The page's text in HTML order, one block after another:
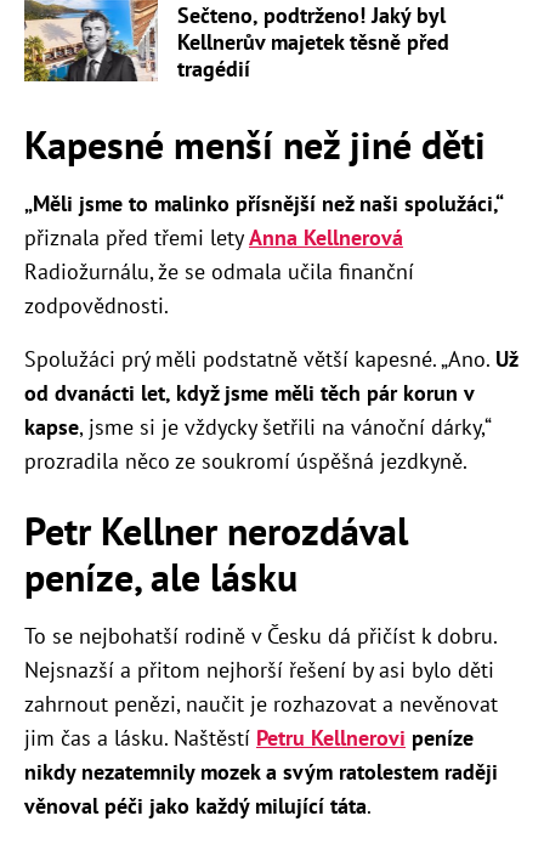
Sečteno, podtrženo! Jaký byl
Kellnerův majetek těsně před
tragédií
Kapesné menší než jiné děti
„Měli jsme to malinko přísnější než naši spolužáci,“
přiznala před třemi letyAnna Kellnerová
Radiožurnálu, že se odmala učila finanční
zodpovědnosti.
Spolužáci prý měli podstatně větší kapesné. „Ano. Už
od dvanácti let, když jsme měli těch pár korun v
kapse, jsme si je vždycky šetřili na vánoční dárky,“
prozradila něco ze soukromí úspěšná jezdkyně.
Petr Kellner nerozdával
peníze, ale lásku
To se nejbohatší rodině v Česku dá přičíst k dobru.
Nejsnazší a přitom nejhorší řešení by asi bylo děti
zahrnout penězi, naučit je rozhazovat a nevěnovat
jim čas a lásku. Naštěstí Petru Kellnerovi peníze
nikdy nezatemnily mozek a svým ratolestem raději
věnoval péči jako každý milující táta.